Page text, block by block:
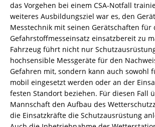
das Vorgehen bei einem CSA-Notfall
weiteres Ausbildungsziel war es, den
Messtechnik mit seinen Gerätschaften für
Gefahrstoffmesseinsatz einsatzbereit zu
Fahrzeug führt nicht nur
hochsensible Messgeräte für den
Gefahren mit, sondern kann auch sowohl
mobil eingesetzt werden oder an der
festen Standort beziehen. Für diesen Fall
Mannschaft den Aufbau des
die Einsatzkräfte die Schutzausrüstung